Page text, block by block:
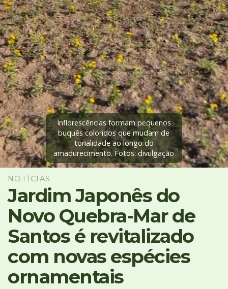
4
Acessibilidade
5
Inflorescências formam pequenos
buquês coloridos que mudam de
tonalidade ao longo do
amadurecimento. Fotos: divulgação
NOTÍCIAS
Jardim Japonês do
Novo Quebra-Mar de
Santos é revitalizado
com novas espécies
ornamentais